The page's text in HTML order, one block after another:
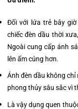
Đối với lứa trẻ bây
chiếc đèn dầu thời
Ngoài cung cấp ánh
lên ấm cúng hơn.
Ánh đèn dầu không
phong thủy sâu sắc vì
Là vậy dụng quen